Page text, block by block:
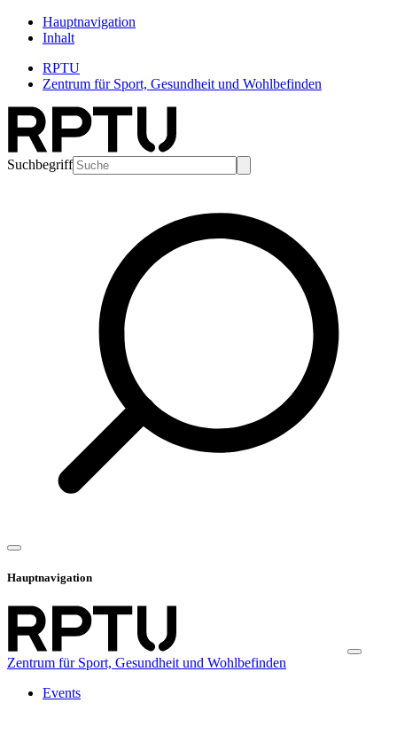
Hauptnavigation
Inhalt
RPTU
Zentrum für Sport, Gesundheit und Wohlbefinden
Suchbegriff
Hauptnavigation
Zentrum für Sport, Gesundheit und Wohlbefinden
Events